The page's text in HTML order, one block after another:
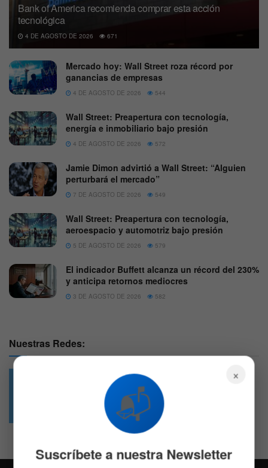
Bank of America recomienda comprar esta acción
tecnológica
4 DE AGOSTO DE 2026 671
Mercado hoy: Wall Street roza récord por
ganancias de empresas
4 DE AGOSTO DE 2026 544
Wall Street: Preapertura con tecnología,
energía e inmobiliario bajo presión
4 DE AGOSTO DE 2026 572
Jamie Dimon advirtió a Wall Street: “Alguien
perturbará el mercado”
7 DE AGOSTO DE 2026 549
Wall Street: Preapertura con tecnología,
aeroespacio y automotriz bajo presión
5 DE AGOSTO DE 2026 579
El indicador Buffett alcanza un récord del 230%
y anticipa retornos mediocres
3 DE AGOSTO DE 2026 582
Nuestras Redes:
4.7k
Followers
×
📬
Suscríbete a nuestra Newsletter